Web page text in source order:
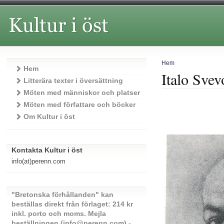
Hem
Italo
Hem
Litterära texter i översättning
Möten med människor och platser
Möten med författare och böcker
Om Kultur i öst
Kontakta Kultur i öst
info(at)perenn.com
"Bretonska förhållanden" kan
beställas direkt från förlaget: 214 kr
inkl. porto och moms. Mejla